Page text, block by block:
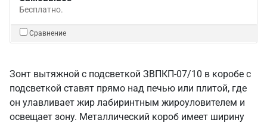
Бесплатно.
Сравнение
Зонт вытяжной с подсветкой ЗВПКП-07/10 в коробе с
подсветкой ставят прямо над печью или плитой, где
он улавливает жир лабиринтным жироуловителем и
освещает зону. Металлический короб имеет ширину